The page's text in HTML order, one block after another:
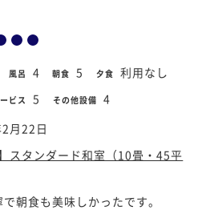
風呂 4 朝食 5 夕食 利用なし
ビス 5 その他設備 4
月22日
】スタンダード和室（10畳・45平
朝食も美味しかったです。